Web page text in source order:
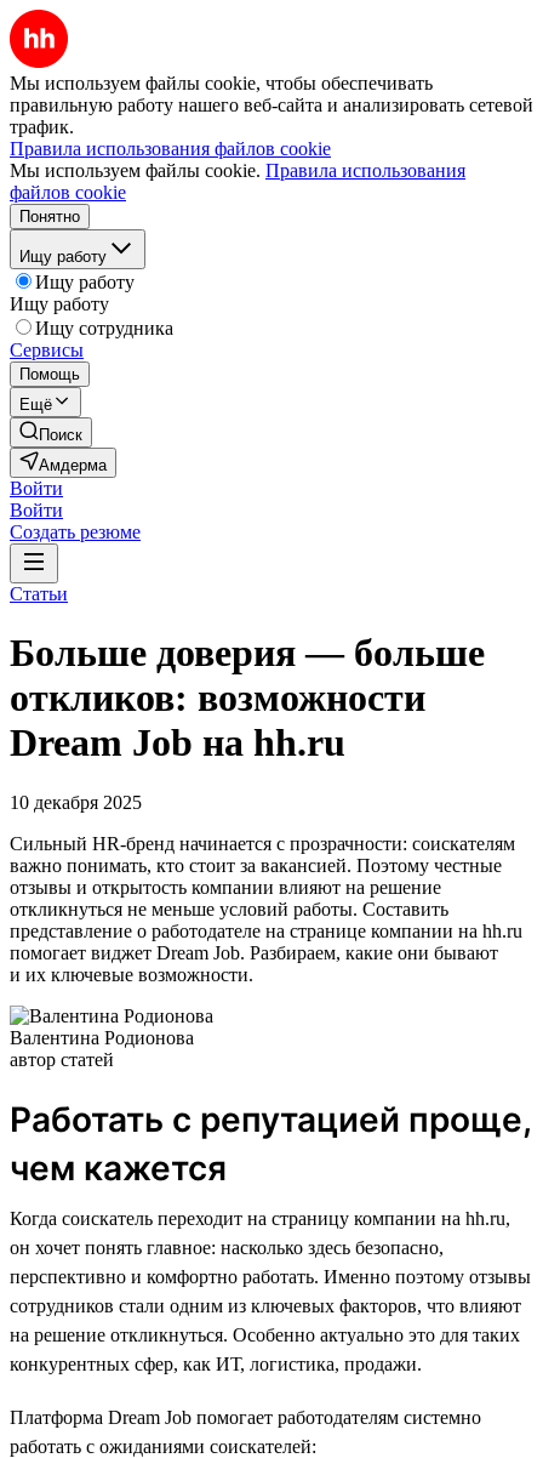
Мы используем файлы cookie, чтобы обеспечивать
правильную работу нашего веб-сайта и анализировать сетевой
трафик.
Правила использования файлов cookie
Мы используем файлы cookie. Правила использования
файлов cookie
Понятно
Ищу работу
Ищу работу
Ищу работу
Ищу сотрудника
Сервисы
Помощь
Ещё
Поиск
Амдерма
Войти
Войти
Создать резюме
Статьи
Больше доверия — больше
откликов: возможности
Dream Job на hh.ru
10 декабря 2025
Сильный HR-бренд начинается с прозрачности: соискателям
важно понимать, кто стоит за вакансией. Поэтому честные
отзывы и открытость компании влияют на решение
откликнуться не меньше условий работы. Составить
представление о работодателе на странице компании на hh.ru
помогает виджет Dream Job. Разбираем, какие они бывают
и их ключевые возможности.
Валентина Родионова
автор статей
Работать с репутацией проще,
чем кажется
Когда соискатель переходит на страницу компании на hh.ru,
он хочет понять главное: насколько здесь безопасно,
перспективно и комфортно работать. Именно поэтому отзывы
сотрудников стали одним из ключевых факторов, что влияют
на решение откликнуться. Особенно актуально это для таких
конкурентных сфер, как ИТ, логистика, продажи.
Платформа Dream Job помогает работодателям системно
работать с ожиданиями соискателей: